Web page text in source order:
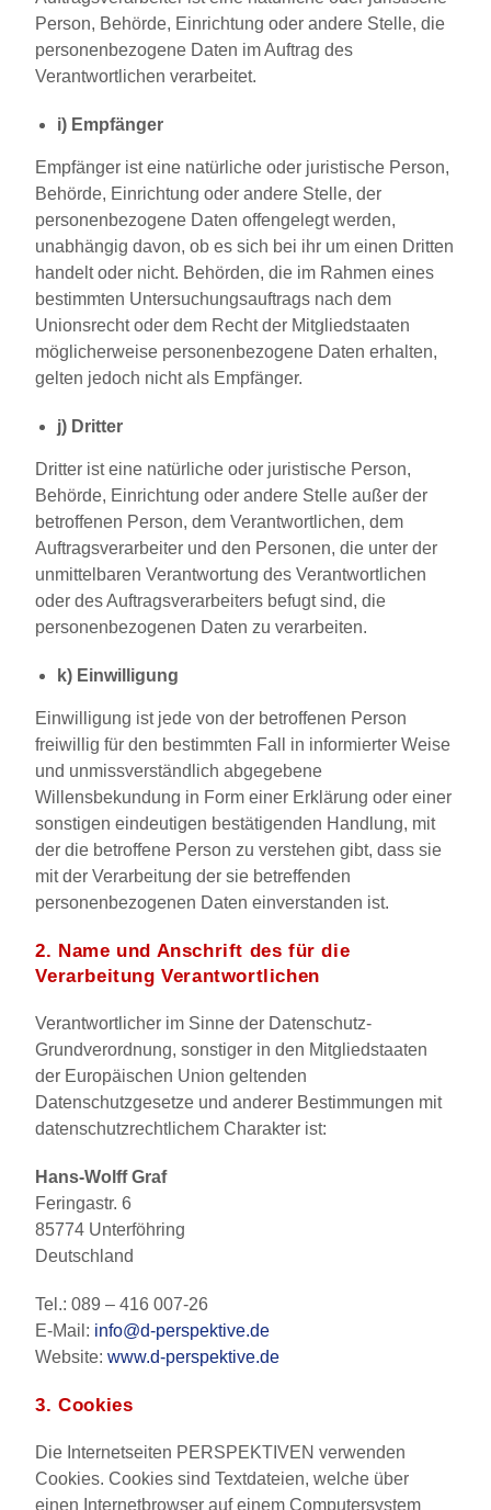
Person, Behörde, Einrichtung oder andere Stelle, die
personenbezogene Daten im Auftrag des
Verantwortlichen verarbeitet.
i) Empfänger
Empfänger ist eine natürliche oder juristische Person,
Behörde, Einrichtung oder andere Stelle, der
personenbezogene Daten offengelegt werden,
unabhängig davon, ob es sich bei ihr um einen Dritten
handelt oder nicht. Behörden, die im Rahmen eines
bestimmten Untersuchungsauftrags nach dem
Unionsrecht oder dem Recht der Mitgliedstaaten
möglicherweise personenbezogene Daten erhalten,
gelten jedoch nicht als Empfänger.
j) Dritter
Dritter ist eine natürliche oder juristische Person,
Behörde, Einrichtung oder andere Stelle außer der
betroffenen Person, dem Verantwortlichen, dem
Auftragsverarbeiter und den Personen, die unter der
unmittelbaren Verantwortung des Verantwortlichen
oder des Auftragsverarbeiters befugt sind, die
personenbezogenen Daten zu verarbeiten.
k) Einwilligung
Einwilligung ist jede von der betroffenen Person
freiwillig für den bestimmten Fall in informierter Weise
und unmissverständlich abgegebene
Willensbekundung in Form einer Erklärung oder einer
sonstigen eindeutigen bestätigenden Handlung, mit
der die betroffene Person zu verstehen gibt, dass sie
mit der Verarbeitung der sie betreffenden
personenbezogenen Daten einverstanden ist.
2. Name und Anschrift des für die
Verarbeitung Verantwortlichen
Verantwortlicher im Sinne der Datenschutz-
Grundverordnung, sonstiger in den Mitgliedstaaten
der Europäischen Union geltenden
Datenschutzgesetze und anderer Bestimmungen mit
datenschutzrechtlichem Charakter ist:
Hans-Wolff Graf
Feringastr. 6
85774 Unterföhring
Deutschland
Tel.: 089 – 416 007-26
E-Mail: info@d-perspektive.de
Website:www.d-perspektive.de
3.Cookies
Die Internetseiten PERSPEKTIVEN verwenden
Cookies. Cookies sind Textdateien, welche über
einen Internetbrowser auf einem Computersystem